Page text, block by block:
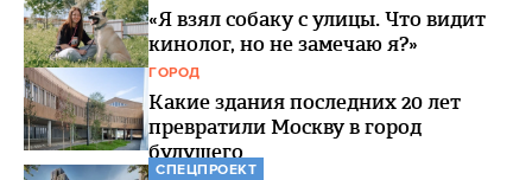
«Я взял собаку с улицы. Что видит
кинолог, но не замечаю я?»
ГОРОД
Какие здания последних 20 лет
превратили Москву в город
будущего
СПЕЦПРОЕКТ